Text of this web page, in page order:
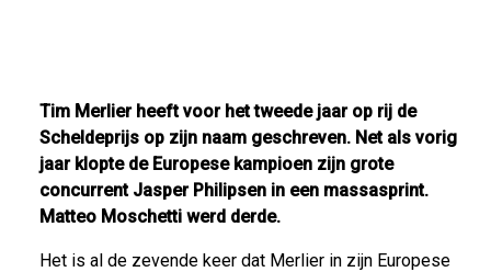
Tim Merlier heeft voor het tweede jaar op rij de
Scheldeprijs op zijn naam geschreven. Net als vorig
jaar klopte de Europese kampioen zijn grote
concurrent Jasper Philipsen in een massasprint.
Matteo Moschetti werd derde.
Het is al de zevende keer dat Merlier in zijn Europese